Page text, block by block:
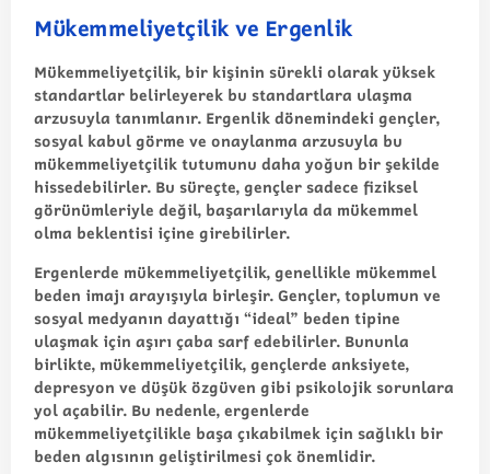
Mükemmeliyetçilik ve Ergenlik
Mükemmeliyetçilik, bir kişinin sürekli olarak yüksek
standartlar belirleyerek bu standartlara ulaşma
arzusuyla tanımlanır. Ergenlik dönemindeki gençler,
sosyal kabul görme ve onaylanma arzusuyla bu
mükemmeliyetçilik tutumunu daha yoğun bir şekilde
hissedebilirler. Bu süreçte, gençler sadece fiziksel
görünümleriyle değil, başarılarıyla da mükemmel
olma beklentisi içine girebilirler.
Ergenlerde mükemmeliyetçilik, genellikle mükemmel
beden imajı arayışıyla birleşir. Gençler, toplumun ve
sosyal medyanın dayattığı “ideal” beden tipine
ulaşmak için aşırı çaba sarf edebilirler. Bununla
birlikte, mükemmeliyetçilik, gençlerde anksiyete,
depresyon ve düşük özgüven gibi psikolojik sorunlara
yol açabilir. Bu nedenle, ergenlerde
mükemmeliyetçilikle başa çıkabilmek için sağlıklı bir
beden algısının geliştirilmesi çok önemlidir.